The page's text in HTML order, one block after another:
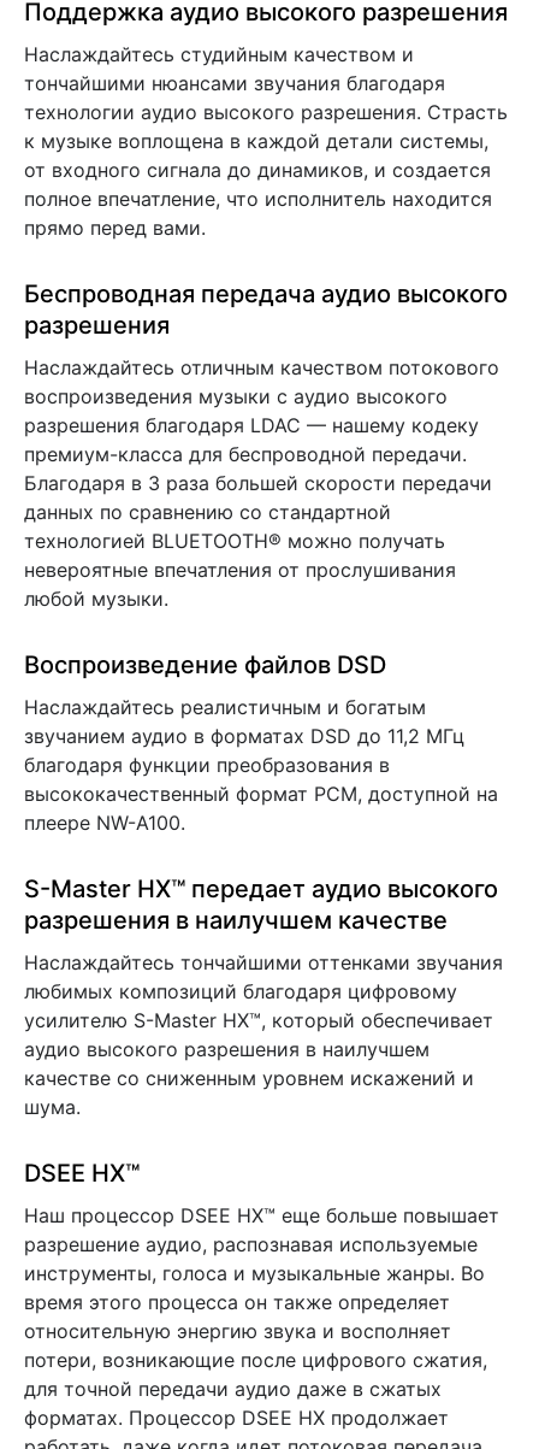
Поддержка аудио высокого разрешения
Наслаждайтесь студийным качеством и
тончайшими нюансами звучания благодаря
технологии аудио высокого разрешения. Страсть
к музыке воплощена в каждой детали системы,
от входного сигнала до динамиков, и создается
полное впечатление, что исполнитель находится
прямо перед вами.
Беспроводная передача аудио высокого
разрешения
Наслаждайтесь отличным качеством потокового
воспроизведения музыки с аудио высокого
разрешения благодаря LDAC — нашему кодеку
премиум-класса для беспроводной передачи.
Благодаря в 3 раза большей скорости передачи
данных по сравнению со стандартной
технологией BLUETOOTH® можно получать
невероятные впечатления от прослушивания
любой музыки.
Воспроизведение файлов DSD
Наслаждайтесь реалистичным и богатым
звучанием аудио в форматах DSD до 11,2 МГц
благодаря функции преобразования в
высококачественный формат PCM, доступной на
плеере NW-A100.
S-Master HX™ передает аудио высокого
разрешения в наилучшем качестве
Наслаждайтесь тончайшими оттенками звучания
любимых композиций благодаря цифровому
усилителю S-Master HX™, который обеспечивает
аудио высокого разрешения в наилучшем
качестве со сниженным уровнем искажений и
шума.
DSEE HX™
Наш процессор DSEE HX™ еще больше повышает
разрешение аудио, распознавая используемые
инструменты, голоса и музыкальные жанры. Во
время этого процесса он также определяет
относительную энергию звука и восполняет
потери, возникающие после цифрового сжатия,
для точной передачи аудио даже в сжатых
форматах. Процессор DSEE HX продолжает